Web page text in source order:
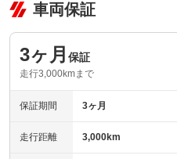
車両保証
3ヶ月 保証
走行3,000kmまで
保証期間 3ヶ月
走行距離 3,000km